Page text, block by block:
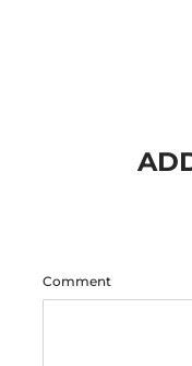
Comment